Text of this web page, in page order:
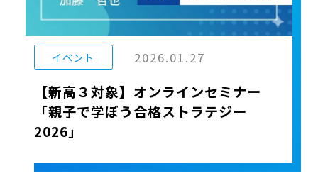
イベント 2026.01.27
【新高３対象】オンラインセミナー
「親子で学ぼう合格ストラテジー
2026」